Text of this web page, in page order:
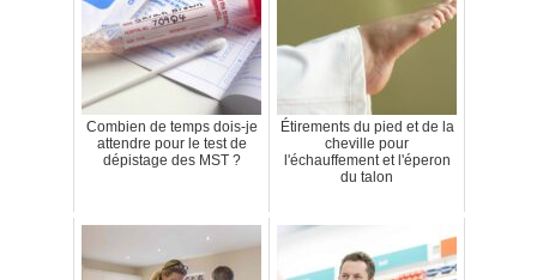
Combien de temps dois-je
attendre pour le test de
dépistage des MST ?
Étirements du pied et de la
cheville pour
l'échauffement et l'éperon
du talon